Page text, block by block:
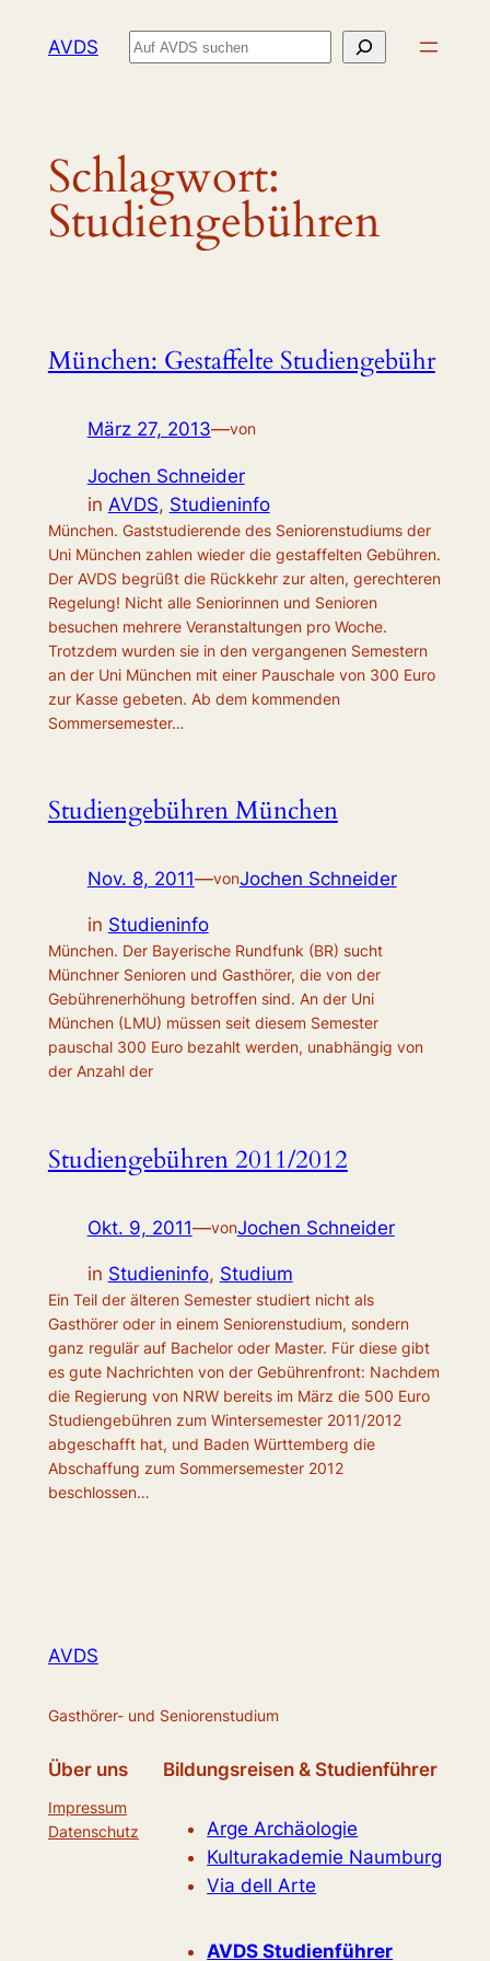
InhaltAVDS Suchen
Schlagwort:
Studiengebühren
München: Gestaffelte Studiengebühr
März 27, 2013—von
Jochen Schneider
in AVDS, Studieninfo
München. Gaststudierende des Seniorenstudiums der
Uni München zahlen wieder die gestaffelten Gebühren.
Der AVDS begrüßt die Rückkehr zur alten, gerechteren
Regelung! Nicht alle Seniorinnen und Senioren
besuchen mehrere Veranstaltungen pro Woche.
Trotzdem wurden sie in den vergangenen Semestern
an der Uni München mit einer Pauschale von 300 Euro
zur Kasse gebeten. Ab dem kommenden
Sommersemester…
Studiengebühren München
Nov. 8, 2011—vonJochen Schneider
in Studieninfo
München. Der Bayerische Rundfunk (BR) sucht
Münchner Senioren und Gasthörer, die von der
Gebührenerhöhung betroffen sind. An der Uni
München (LMU) müssen seit diesem Semester
pauschal 300 Euro bezahlt werden, unabhängig von
der Anzahl der
Studiengebühren 2011/2012
Okt. 9, 2011—vonJochen Schneider
in Studieninfo, Studium
Ein Teil der älteren Semester studiert nicht als
Gasthörer oder in einem Seniorenstudium, sondern
ganz regulär auf Bachelor oder Master. Für diese gibt
es gute Nachrichten von der Gebührenfront: Nachdem
die Regierung von NRW bereits im März die 500 Euro
Studiengebühren zum Wintersemester 2011/2012
abgeschafft hat, und Baden Württemberg die
Abschaffung zum Sommersemester 2012
beschlossen…
AVDS
Gasthörer- und Seniorenstudium
Über uns
Impressum
Datenschutz
Bildungsreisen & Studienführer
Arge Archäologie
Kulturakademie Naumburg
Via dell Arte
AVDS Studienführer